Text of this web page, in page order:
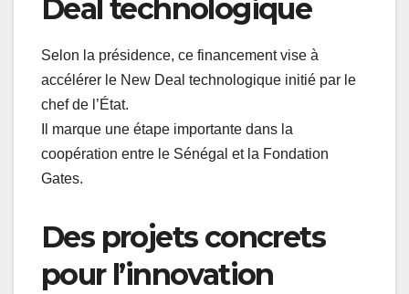
Deal technologique
Selon la présidence, ce financement vise à
accélérer le New Deal technologique initié par le
chef de l’État.
Il marque une étape importante dans la
coopération entre le Sénégal et la Fondation
Gates.
Des projets concrets
pour l’innovation